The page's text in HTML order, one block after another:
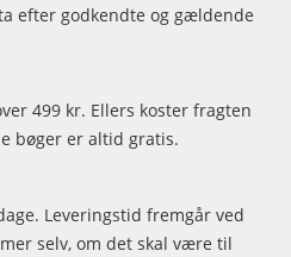
efter godkendte og gældende
499 kr. Ellers koster fragten
bøger er altid gratis.
Leveringstid fremgår ved
selv, om det skal være til